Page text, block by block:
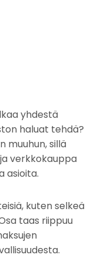
yhdestä
haluat tehdä?
muuhun, sillä
verkkokauppa
asioita.
kuten selkeä
taas riippuu